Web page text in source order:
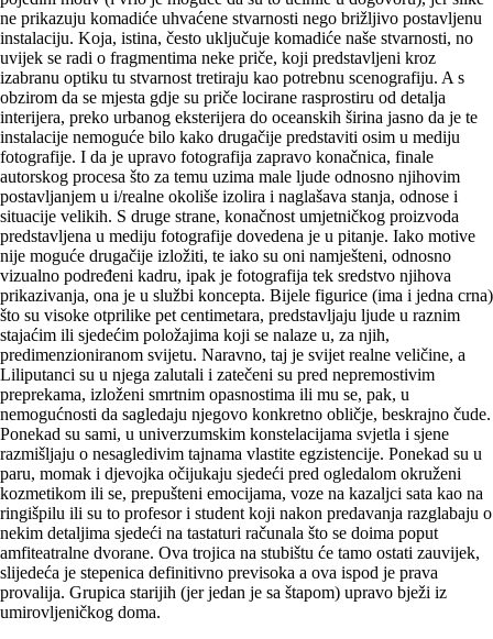
ne prikazuju komadiće uhvaćene stvarnosti nego brižljivo postavljenu
instalaciju. Koja, istina, često uključuje komadiće naše stvarnosti, no
uvijek se radi o fragmentima neke priče, koji predstavljeni kroz
izabranu optiku tu stvarnost tretiraju kao potrebnu scenografiju. A s
obzirom da se mjesta gdje su priče locirane rasprostiru od detalja
interijera, preko urbanog eksterijera do oceanskih širina jasno da je te
instalacije nemoguće bilo kako drugačije predstaviti osim u mediju
fotografije. I da je upravo fotografija zapravo konačnica, finale
autorskog procesa što za temu uzima male ljude odnosno njihovim
postavljanjem u i/realne okoliše izolira i naglašava stanja, odnose i
situacije velikih. S druge strane, konačnost umjetničkog proizvoda
predstavljena u mediju fotografije dovedena je u pitanje. Iako motive
nije moguće drugačije izložiti, te iako su oni namješteni, odnosno
vizualno podređeni kadru, ipak je fotografija tek sredstvo njihova
prikazivanja, ona je u službi koncepta. Bijele figurice (ima i jedna crna)
što su visoke otprilike pet centimetara, predstavljaju ljude u raznim
stajaćim ili sjedećim položajima koji se nalaze u, za njih,
predimenzioniranom svijetu. Naravno, taj je svijet realne veličine, a
Liliputanci su u njega zalutali i zatečeni su pred nepremostivim
preprekama, izloženi smrtnim opasnostima ili mu se, pak, u
nemogućnosti da sagledaju njegovo konkretno obličje, beskrajno čude.
Ponekad su sami, u univerzumskim konstelacijama svjetla i sjene
razmišljaju o nesagledivim tajnama vlastite egzistencije. Ponekad su u
paru, momak i djevojka očijukaju sjedeći pred ogledalom okruženi
kozmetikom ili se, prepušteni emocijama, voze na kazaljci sata kao na
ringišpilu ili su to profesor i student koji nakon predavanja razglabaju o
nekim detaljima sjedeći na tastaturi računala što se doima poput
amfiteatralne dvorane. Ova trojica na stubištu će tamo ostati zauvijek,
slijedeća je stepenica definitivno previsoka a ova ispod je prava
provalija. Grupica starijih (jer jedan je sa štapom) upravo bježi iz
umirovljeničkog doma.